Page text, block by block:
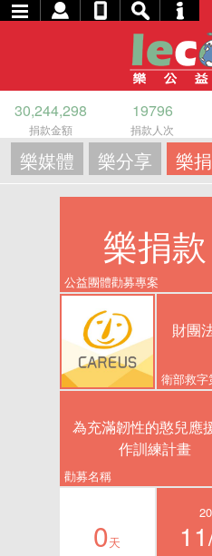
30,244,298
捐款金額
19796
捐款人次
樂媒體 樂分享 樂
樂捐款
公益團體勸募專案
財團
衛部救字
為充滿韌性的憨兒應
作訓練計畫
勸募名稱
0天